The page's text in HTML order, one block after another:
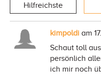
Hilfreichste
kimpoldi am
Schaut toll
persönlich
ich mir noch